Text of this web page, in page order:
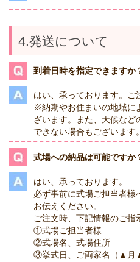
4.発送について
到着日時を指定できますか
はい、承っております。ご
※納期やお住まいの地域に
ざいます。また、天候など
できない場合もございます。
式場への納品は可能ですか
はい、承っております。
必ず事前に式場ご担当者様
お伝えください。
ご注文時、下記情報のご指
①式場ご担当者様
②式場名、式場住所
③挙式日、ご両家名（▲